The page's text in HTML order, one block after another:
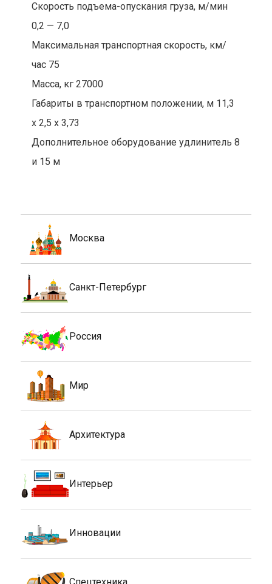
Скорость подъема-опускания груза, м/мин
0,2 — 7,0
Максимальная транспортная скорость, км/
час 75
Масса, кг 27000
Габариты в транспортном положении, м 11,3
х 2,5 х 3,73
Дополнительное оборудование удлинитель 8
и 15 м
Москва
Санкт-Петербург
Россия
Мир
Архитектура
Интерьер
Инновации